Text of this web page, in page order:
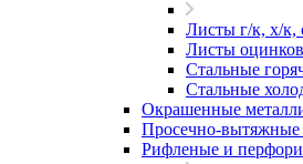
Листы г/к, х/к,
Листы
Стальные
Стальные
Окрашенные
Просечно-
Рифленые и